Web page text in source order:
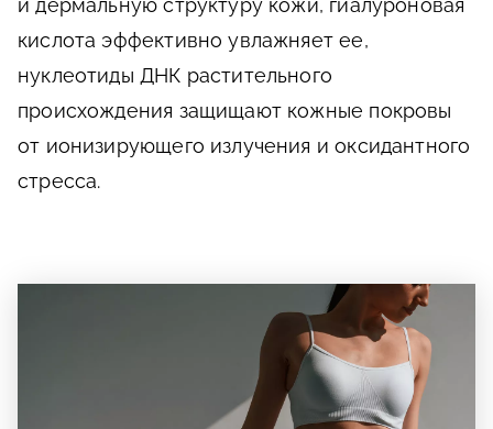
кислота эффективно увлажняет ее,
нуклеотиды ДНК растительного
происхождения защищают кожные покровы
от ионизирующего излучения и оксидантного
стресса.